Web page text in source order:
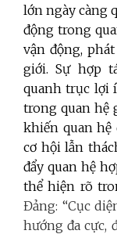
lớn ngày càng
động trong
vận động,
giới. Sự hợp
quanh trục lợi
trong quan hệ
khiến quan hệ
cơ hội lẫn
đẩy quan hệ
thể hiện rõ
Đảng: “Cục
hướng đa cực,